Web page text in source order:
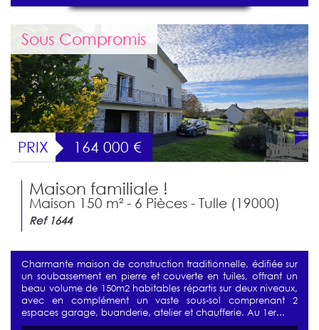
Sous Compromis
PRIX 164 000 €
Maison familiale !
Maison 150 m² - 6 Pièces - Tulle (19000)
Ref 1644
Charmante maison de construction traditionnelle, édifiée sur
un soubassement en pierre et couverte en tuiles, offrant un
beau volume de 150m2 habitables répartis sur deux niveaux,
avec en complément un vaste sous-sol comprenant 2
espaces garage, buanderie, atelier et chaufferie. Au 1er...